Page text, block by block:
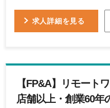
求人詳細を見る
【FP&A】リモート
店舗以上・創業60年